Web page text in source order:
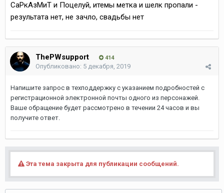
СаРкАзМиТ и Пoцелуй, итемы метка и шелк пропали -
результата нет, не зачло, свадьбы нет
ThePWsupport 414
Опубликовано: 5 декабря, 2019
Напишите запрос в техподдержку с указанием подробностей с
регистрационной электронной почты одного из персонажей.
Ваше обращение будет рассмотрено в течении 24 часов и вы
получите ответ.
Эта тема закрыта для публикации сообщений.